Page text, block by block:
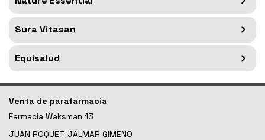
Sura Vitasan
Equisalud
Venta de parafarmacia
Farmacia Waksman 13
JUAN ROQUET-JALMAR GIMENO